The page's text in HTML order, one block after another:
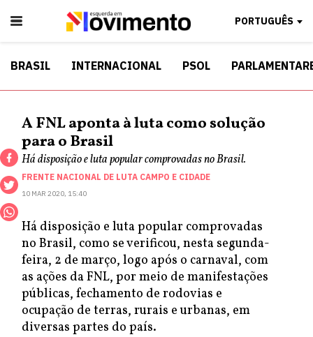
PORTUGUÊS
BRASIL INTERNACIONAL PSOL
A FNL aponta à luta como solução
para o Brasil
Há disposição e luta popular comprovadas no Brasil.
FRENTE NACIONAL DE LUTA CAMPO E CIDADE
10 MAR 2020, 15:40
Há disposição e luta popular comprovadas
no Brasil, como se verificou, nesta segunda-
feira, 2 de março, logo após o carnaval, com
as ações da FNL, por meio de manifestações
públicas, fechamento de rodovias e
ocupação de terras, rurais e urbanas, em
diversas partes do país.